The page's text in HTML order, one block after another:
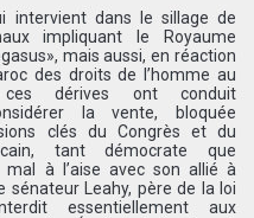
intervient dans le sillage de
impliquant le Royaume
mais aussi, en réaction
des droits de l’homme au
ces dérives ont conduit
la vente, bloquée
clés du Congrès et du
tant démocrate que
à l’aise avec son allié à
sénateur Leahy, père de la loi
essentiellement aux